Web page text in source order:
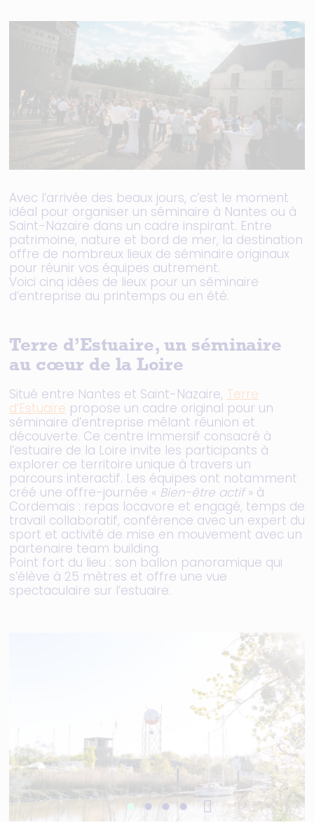
Avec l’arrivée des beaux jours, c’est le moment
idéal pour organiser un séminaire à Nantes ou à
Saint-Nazaire dans un cadre inspirant. Entre
patrimoine, nature et bord de mer, la destination
offre de nombreux lieux de séminaire originaux
pour réunir vos équipes autrement.
Voici cinq idées de lieux pour un séminaire
d’entreprise au printemps ou en été.
Terre d’Estuaire, un séminaire
au cœur de la Loire
Situé entre Nantes et Saint-Nazaire, Terre
d’Estuaire propose un cadre original pour un
séminaire d’entreprise mêlant réunion et
découverte. Ce centre immersif consacré à
l’estuaire de la Loire invite les participants à
explorer ce territoire unique à travers un
parcours interactif. Les équipes ont notamment
créé une offre-journée « Bien-être actif» à
Cordemais : repas locavore et engagé, temps de
travail collaboratif, conférence avec un expert du
sport et activité de mise en mouvement avec un
partenaire team building.
Point fort du lieu : son ballon panoramique qui
s’élève à 25 mètres et offre une vue
spectaculaire sur l’estuaire.